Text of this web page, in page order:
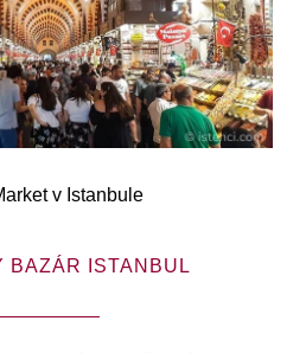
v Istanbule
BAZÁR ISTANBUL